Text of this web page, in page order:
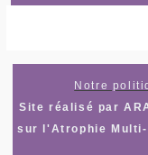
Notre
Site réalisé par
sur l'Atrophie